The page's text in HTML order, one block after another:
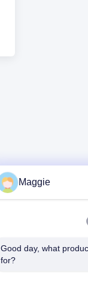
Maggie
Good day, what
for?